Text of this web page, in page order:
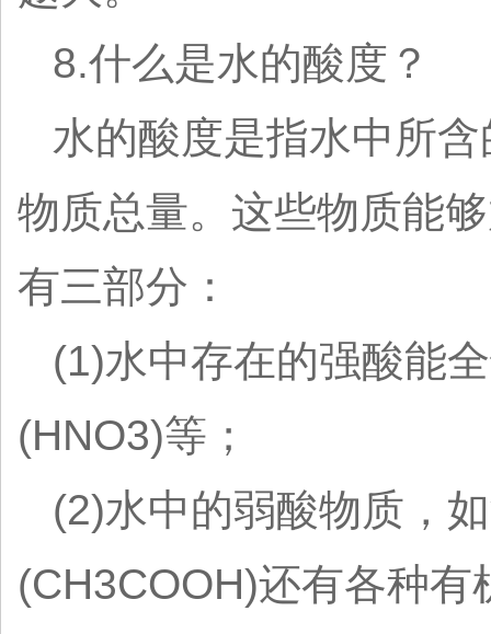
8.什么是水的酸度？
水的酸度是指水中所
物质总量。这些物质能
有三部分：
(1)水中存在的强酸能
(HNO3)等；
(2)水中的弱酸物质，
(CH3COOH)还有各种有